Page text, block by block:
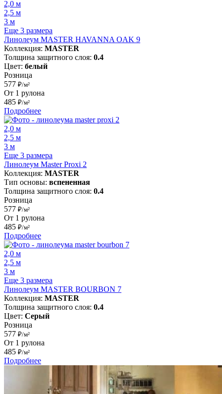
2,0 м
2,5 м
3 м
Еще 3 размера
Линолеум MASTER HAVANNA OAK 9
Коллекция: MASTER
Толщина защитного слоя: 0.4
Цвет: белый
Розница
577 ₽/м²
От 1 рулона
485 ₽/м²
Подробнее
2,0 м
2,5 м
3 м
Еще 3 размера
Линолеум Master Proxi 2
Коллекция: MASTER
Тип основы: вспененная
Толщина защитного слоя: 0.4
Розница
577 ₽/м²
От 1 рулона
485 ₽/м²
Подробнее
2,0 м
2,5 м
3 м
Еще 3 размера
Линолеум MASTER BOURBON 7
Коллекция: MASTER
Толщина защитного слоя: 0.4
Цвет: Серый
Розница
577 ₽/м²
От 1 рулона
485 ₽/м²
Подробнее